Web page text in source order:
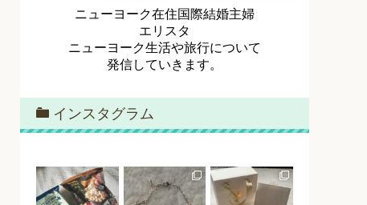
ニューヨーク在住国際結婚主婦
エリスタ
ニューヨーク生活や旅行について
発信していきます。
インスタグラム